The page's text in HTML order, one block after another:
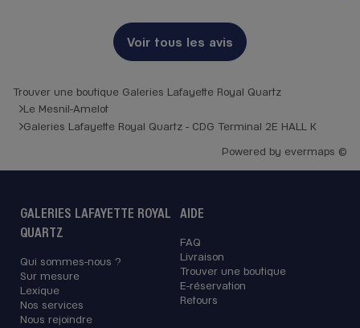
Voir tous les avis
Trouver une boutique Galeries Lafayette Royal Quartz
Le Mesnil-Amelot
Galeries Lafayette Royal Quartz - CDG Terminal 2E HALL K
Powered by evermaps ©
GALERIES LAFAYETTE ROYAL
QUARTZ
Qui sommes-nous ?
Sur mesure
Lexique
Nos services
Nous rejoindre
AIDE
FAQ
Livraison
Trouver une boutique
E-réservation
Retours